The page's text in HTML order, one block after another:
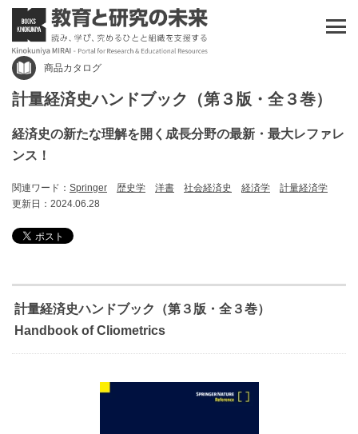
商品カタログ
計量経済史ハンドブック（第３版・全３巻）
経済史の新たな理解を開く成長分野の最新・最大レファレ
ンス！
関連ワード： Springer 歴史学 洋書 社会経済史 経済学
計量経済学
更新日：2024.06.28
計量経済史ハンドブック（第３版・全３巻）
Handbook of Cliometrics